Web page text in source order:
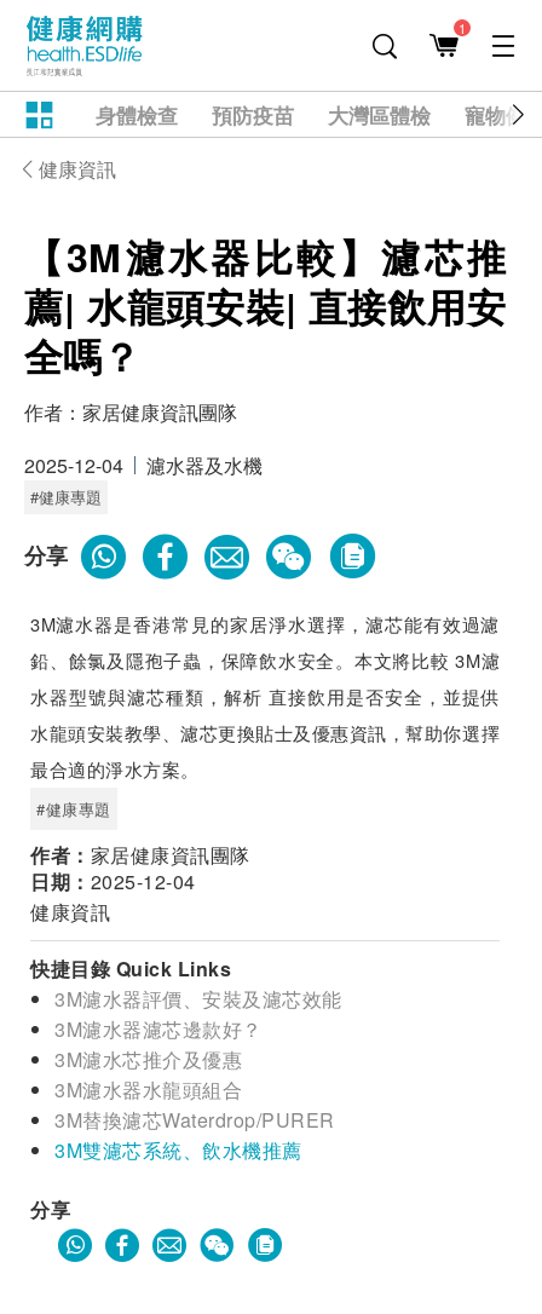
1
身體檢查 預防疫苗 大灣區體檢 寵物健
健康資訊
【3M濾水器比較】濾芯推
薦| 水龍頭安裝| 直接飲用安
全嗎？
作者： 家居健康資訊團隊
2025-12-04
濾水器及水機
#健康專題
分享
3M濾水器是香港常見的家居淨水選擇，濾芯能有效過濾
鉛、餘氯及隱孢子蟲，保障飲水安全。本文將比較 3M濾
水器型號與濾芯種類，解析 直接飲用是否安全，並提供
水龍頭安裝教學、濾芯更換貼士及優惠資訊，幫助你選擇
最合適的淨水方案。
#健康專題
作者： 家居健康資訊團隊
日期： 2025-12-04
健康資訊
快捷目錄 Quick Links
3M濾水器評價、安裝及濾芯效能
3M濾水器濾芯邊款好？
3M濾水芯推介及優惠
3M濾水器水龍頭組合
3M替換濾芯Waterdrop/PURER
3M雙濾芯系統、飲水機推薦
分享